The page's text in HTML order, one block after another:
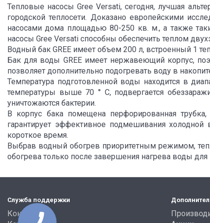
Тепловые насосы Gree Versati, сегодня, лучшая
городской теплосети. Доказано европейскими
насосами дома площадью 80-250 кв. м., а также
насосы Gree Versati способны обеспечить теплом
Водный бак GREE имеет объем 200 л, встроенный 1
Бак для воды GREE имеет нержавеющий корпус,
позволяет дополнительно подогревать воду в
Температура подготовленной воды находится в
температуры выше 70 ° С, подвергается
уничтожаются бактерии.
В корпус бака помещена перфорированная
гарантирует эффективное подмешивания холодной
короткое время.
Выбрав водный обогрев приоритетным режимом,
обогрева только после завершения нагрева воды для
Служба поддержки
Контакты